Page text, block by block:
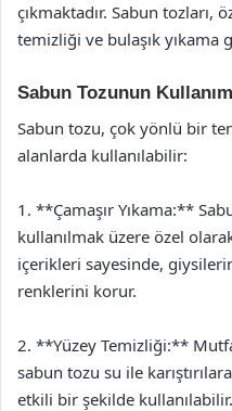
çıkmaktadır. Sabun tozları,
temizliği ve bulaşık yıkama
Sabun Tozunun
Sabun tozu, çok yönlü bir
alanlarda kullanılabilir:
1. **Çamaşır Yıkama:**
kullanılmak üzere özel
içerikleri sayesinde,
renklerini korur.
2. **Yüzey Temizliği:**
sabun tozu su ile
etkili bir şekilde